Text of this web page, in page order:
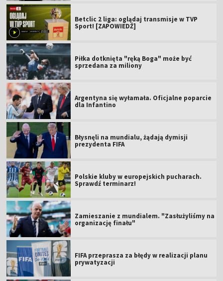
Betclic 2 liga: oglądaj transmisje w TVP
Sport! [ZAPOWIEDŹ]
Piłka dotknięta "ręką Boga" może być
sprzedana za miliony
Argentyna się wyłamała. Oficjalne poparcie
dla Infantino
Błysnęli na mundialu, żądają dymisji
prezydenta FIFA
Polskie kluby w europejskich pucharach.
Sprawdź terminarz!
Zamieszanie z mundialem. "Zasłużyliśmy na
organizację finału"
FIFA przeprasza za błędy w realizacji planu
prywatyzacji